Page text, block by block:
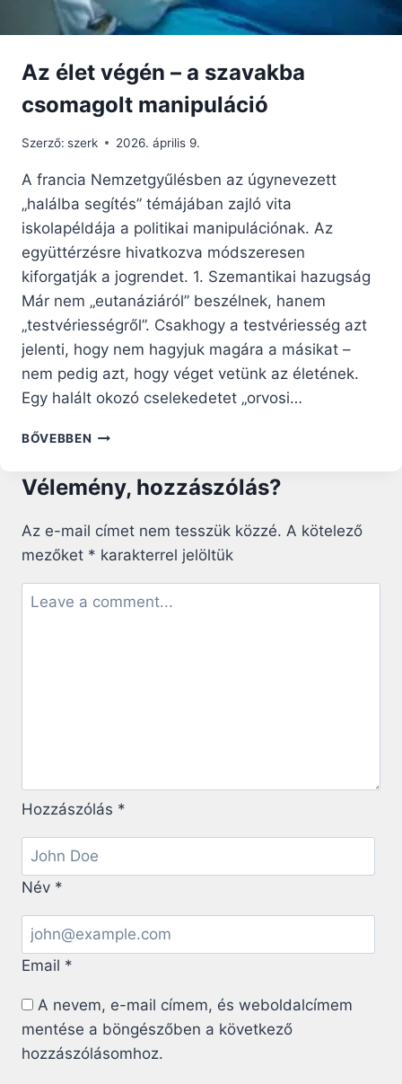
Az élet végén – a szavakba
csomagolt manipuláció
Szerző: szerk 2026. április 9.
A francia Nemzetgyűlésben az úgynevezett
„halálba segítés” témájában zajló vita
iskolapéldája a politikai manipulációnak. Az
együttérzésre hivatkozva módszeresen
kiforgatják a jogrendet. 1. Szemantikai hazugság
Már nem „eutanáziáról” beszélnek, hanem
„testvériességről”. Csakhogy a testvériesség azt
jelenti, hogy nem hagyjuk magára a másikat –
nem pedig azt, hogy véget vetünk az életének.
Egy halált okozó cselekedetet „orvosi…
BŐVEBBEN AZ
–
SZAVAKBA
CSOMAGOLT
MANIPULÁCIÓ
Vélemény, hozzászólás?
Az e-mail címet nem tesszük közzé. A kötelező
mezőket * karakterrel jelöltük
Hozzászólás *
Név *
Email *
A nevem, e-mail címem, és weboldalcímem
mentése a böngészőben a következő
hozzászólásomhoz.